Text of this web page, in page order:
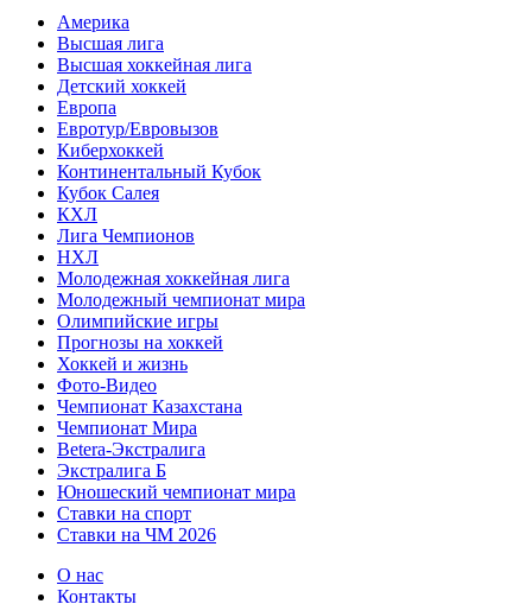
Америка
Высшая лига
Высшая хоккейная лига
Детский хоккей
Европа
Евротур/Евровызов
Киберхоккей
Континентальный Кубок
Кубок Салея
КХЛ
Лига Чемпионов
НХЛ
Молодежная хоккейная лига
Молодежный чемпионат мира
Олимпийские игры
Прогнозы на хоккей
Хоккей и жизнь
Фото-Видео
Чемпионат Казахстана
Чемпионат Мира
Betera-Экстралига
Экстралига Б
Юношеский чемпионат мира
Ставки на спорт
Ставки на ЧМ 2026
О нас
Контакты